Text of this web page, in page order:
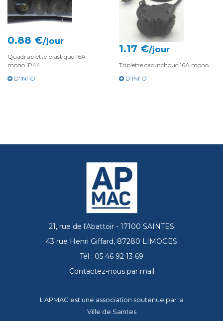
0.88 €/jour
Quadruplette plastique 16A
mono IP44
D'INFO
1.17 €/jour
Triplette caoutchouc 16A mono
D'INFO
21, rue de l'Abattoir - 17100 SAINTES
43 rue Henri Giffard, 87280 LIMOGES
Tél : 05 46 92 13 69
Contactez-nous par mail
L'APMAC est une association soutenue par la
Ville de Saintes